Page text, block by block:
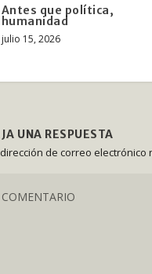
Antes que política,
humanidad
julio 15, 2026
UNA RESPUESTA
de correo electrónico